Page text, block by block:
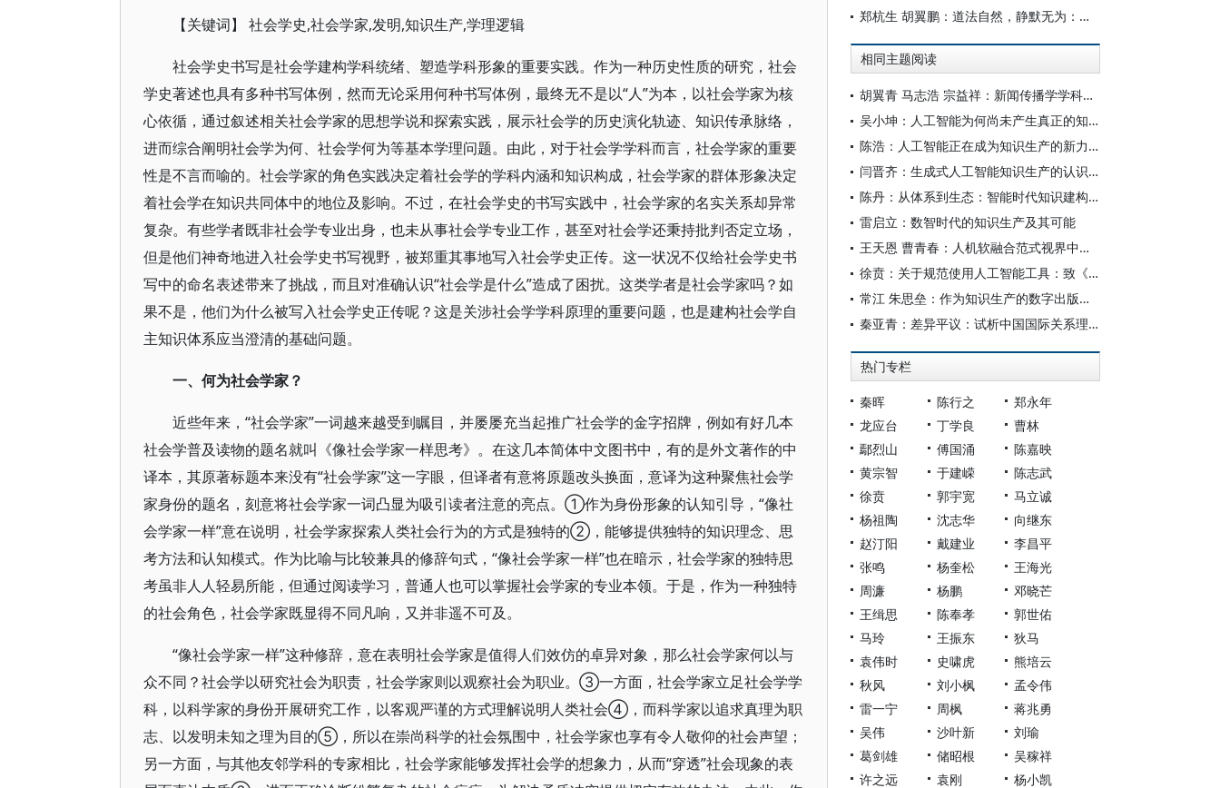
【关键词】 社会学史,社会学家,发明,知识生产,学理逻辑
社会学史书写是社会学建构学科统绪、塑造学科形象的重要实践。作为一种历史性质的研究，社会
学史著述也具有多种书写体例，然而无论采用何种书写体例，最终无不是以“人”为本，以社会学家为核
心依循，通过叙述相关社会学家的思想学说和探索实践，展示社会学的历史演化轨迹、知识传承脉络，
进而综合阐明社会学为何、社会学何为等基本学理问题。由此，对于社会学学科而言，社会学家的重要
性是不言而喻的。社会学家的角色实践决定着社会学的学科内涵和知识构成，社会学家的群体形象决定
着社会学在知识共同体中的地位及影响。不过，在社会学史的书写实践中，社会学家的名实关系却异常
复杂。有些学者既非社会学专业出身，也未从事社会学专业工作，甚至对社会学还秉持批判否定立场，
但是他们神奇地进入社会学史书写视野，被郑重其事地写入社会学史正传。这一状况不仅给社会学史书
写中的命名表述带来了挑战，而且对准确认识“社会学是什么”造成了困扰。这类学者是社会学家吗？如
果不是，他们为什么被写入社会学史正传呢？这是关涉社会学学科原理的重要问题，也是建构社会学自
主知识体系应当澄清的基础问题。
一、何为社会学家？
近些年来，“社会学家”一词越来越受到瞩目，并屡屡充当起推广社会学的金字招牌，例如有好几本
社会学普及读物的题名就叫《像社会学家一样思考》。在这几本简体中文图书中，有的是外文著作的中
译本，其原著标题本来没有“社会学家”这一字眼，但译者有意将原题改头换面，意译为这种聚焦社会学
家身份的题名，刻意将社会学家一词凸显为吸引读者注意的亮点。①作为身份形象的认知引导，“像社
会学家一样”意在说明，社会学家探索人类社会行为的方式是独特的②，能够提供独特的知识理念、思
考方法和认知模式。作为比喻与比较兼具的修辞句式，“像社会学家一样”也在暗示，社会学家的独特思
考虽非人人轻易所能，但通过阅读学习，普通人也可以掌握社会学家的专业本领。于是，作为一种独特
的社会角色，社会学家既显得不同凡响，又并非遥不可及。
“像社会学家一样”这种修辞，意在表明社会学家是值得人们效仿的卓异对象，那么社会学家何以与
众不同？社会学以研究社会为职责，社会学家则以观察社会为职业。③一方面，社会学家立足社会学学
科，以科学家的身份开展研究工作，以客观严谨的方式理解说明人类社会④，而科学家以追求真理为职
志、以发明未知之理为目的⑤，所以在崇尚科学的社会氛围中，社会学家也享有令人敬仰的社会声望；
另一方面，与其他友邻学科的专家相比，社会学家能够发挥社会学的想象力，从而“穿透”社会现象的表
郑杭生 胡翼鹏：道法自然，静默无为：社会运行的另类思路
相同主题阅读
胡翼青 马志浩 宗益祥：新闻传播学学科十年发展综述及评价（2009—2018年）—— 基于人文社科综合指数的分析
吴小坤：人工智能为何尚未产生真正的知识
陈浩：人工智能正在成为知识生产的新力量
闫晋齐：生成式人工智能知识生产的认识论基础及其逻辑限度
陈丹：从体系到生态：智能时代知识建构的范式革命
雷启立：数智时代的知识生产及其可能
王天恩 曹青春：人机软融合范式视界中的知识生产图景
徐贲：关于规范使用人工智能工具：致《文艺研究》编辑部的一封信
常江 朱思垒：作为知识生产的数字出版：媒介逻辑与文化生态
秦亚青：差异平议：试析中国国际关系理论的创新
热门专栏
秦晖 陈行之
郑永年
龙应台
丁学良
曹林
鄢烈山
傅国涌
陈嘉映
黄宗智
于建嵘
陈志武
徐贲
郭宇宽
马立诚
杨祖陶
沈志华
向继东
赵汀阳
戴建业
李昌平
张鸣
杨奎松
王海光
周濂
杨鹏
邓晓芒
王缉思
陈奉孝
郭世佑
马玲
王振东
狄马
袁伟时
史啸虎
熊培云
秋风
刘小枫
孟令伟
雷一宁
周枫
蒋兆勇
吴伟
沙叶新
刘瑜
葛剑雄
储昭根
吴稼祥
许之远
袁刚
杨小凯